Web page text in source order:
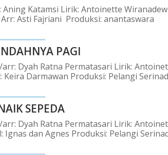
Aning Katamsi Lirik: Antoinette
Arr: Asti Fajriani Produksi: anantaswara
PAGI
Dyah Ratna Permatasari Lirik:
Keira Darmawan Produksi: Pelangi
SEPEDA
Dyah Ratna Permatasari Lirik:
Ignas dan Agnes Produksi: Pelangi